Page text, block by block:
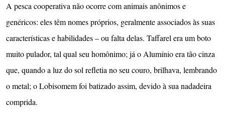
A pesca cooperativa não ocorre com animais anônimos e
genéricos: eles têm nomes próprios, geralmente associados às suas
características e habilidades – ou falta delas. Taffarel era um boto
muito pulador, tal qual seu homônimo; já o Alumínio era tão cinza
que, quando a luz do sol refletia no seu couro, brilhava, lembrando
o metal; o Lobisomem foi batizado assim, devido à sua nadadeira
comprida.